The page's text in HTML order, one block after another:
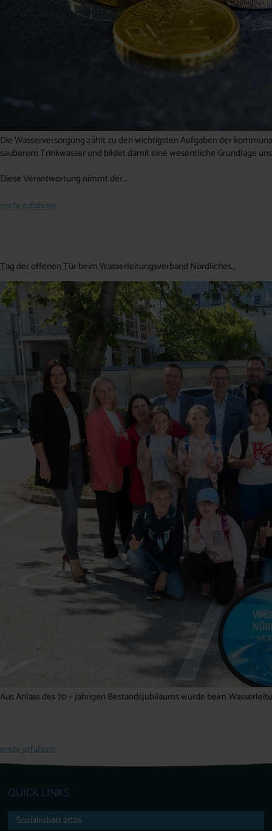
Die Wasserversorgung zählt zu den wichtigsten Aufgaben der
sauberem Trinkwasser und bildet damit eine wesentliche Grundlage
Diese Verantwortung nimmt der…
mehr erfahren
Tag der offenen Tür beim Wasserleitungsverband Nördliches…
Aus Anlass des 70 – jährigen Bestandsjubiläums wurde beim
mehr erfahren
QUICK LINKS
Sozialrabatt 2026